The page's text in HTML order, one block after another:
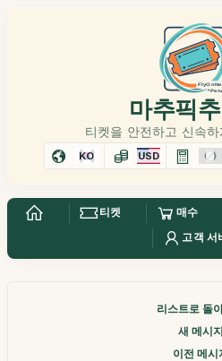
마추픽
티켓을 안전하고 신속
KO USD
티켓 매수
고객 서
리스트로 돌
새 메시지
이전 메시